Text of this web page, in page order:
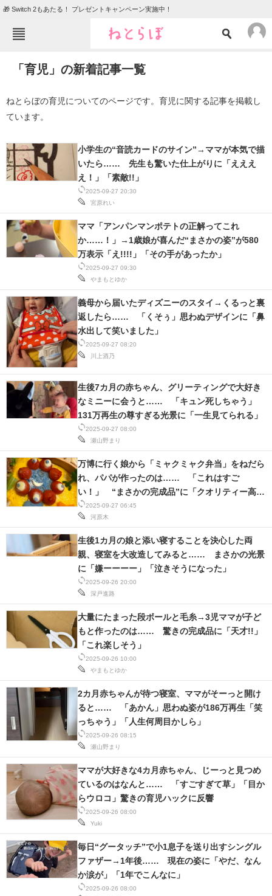
🎁 Switch 2もあたる！ プレゼントキャンペーン実施中！
TOP ニュース
グルメ
住まい
動物 リサーチ
メディア
注目記事を集めた総合ページ
ITの今と未来を見通す
進化するPCとデバイスの未来
好きが集まる 比べて選べる
ビジネスと働き方のヒント
AI活用のいまが分かる
企業ITのトレンドを詳説
経営リーダーのコミュニティ
マーケ×ITの今がよく分かる
ITエンジニア向け専門サイト
企業向けIT製品の総合サイト
IT製品の技術・比較・事例
製造業のIT導入・活用を支援
エレクトロニクス専門サイト
電子設計の基本と応用
エネルギーの専門メディア
建設×テクノロジーの最前線
ちょっと気になるネットの話題
「育児」の新着記事一覧
ねとらぼの育児についてのページです。育児に関する記事を掲載し
ています。
2025-09-27 20:30
宮原れい
小学生の“音読カードのサイン”→ママが本気で描
いたら…… 先生も驚いた仕上がりに「えええ
え！」「素敵!!」
2025-09-27 09:30
やまもとゆか
ママ「アンパンマンポテトの正解ってこれ
か……！」→1歳娘が喜んだ“まさかの姿”が580
万表示「え!!!!」「その手があったか」
2025-09-27 08:20
川上酒乃
義母から届いたディズニーのスタイ→くるっと裏
返したら…… 「くそぅ」思わぬデザインに「鼻
水出して笑いました」
2025-09-27 08:00
瀬山野まり
生後7カ月の赤ちゃん、グリーティングで大好き
なミニーに会うと…… 「キュン死しちゃう」
131万再生の尊すぎる光景に「一生見てられる」
2025-09-27 06:45
河原木
万博に行く娘から「ミャクミャク弁当」をねだら
れ、パパが作ったのは…… 「これはすご
い！」 “まさかの完成品”に「クオリティー高す
ぎる!!!」「お見事」
2025-09-26 20:00
深戸進路
生後1カ月の娘と添い寝することを決心した両
親、寝室を大改造してみると…… まさかの光景
に「嫌ーーーー」「泣きそうになった」
2025-09-26 10:00
やまもとゆか
大量にたまった段ボールと毛糸→3児ママが子ど
もと作ったのは…… 驚きの完成品に「天才!!」
「これ楽しそう」
2025-09-26 08:15
瀬山野まり
2カ月赤ちゃんが待つ寝室、ママがそーっと開け
ると…… 「あかん」思わぬ姿が186万再生「笑
っちゃう」「人生何周目かしら」
2025-09-26 08:00
Yuki
ママが大好きな4カ月赤ちゃん、じーっと見つめ
ているのはなんと…… 「すごすぎて草」「目か
らウロコ」驚きの育児ハックに反響
2025-09-26 08:00
毎日“グータッチ”で小1息子を送り出すシングル
ファザー→1年後…… 現在の姿に「やだ、なん
か涙が」「1年でこんなに」